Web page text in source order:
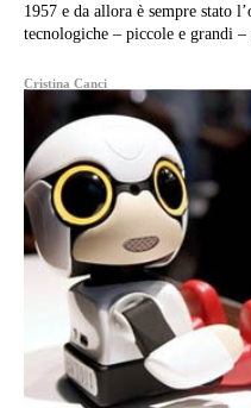
1957 e da allora è sempre stato
tecnologiche – piccole e grandi –
Cristina Canci